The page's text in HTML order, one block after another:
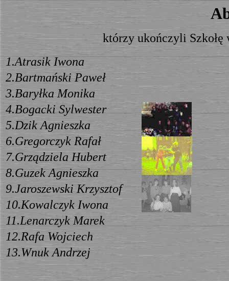
którzy ukończyli
1.Atrasik Iwona
2.Bartmański Paweł
3.Baryłka Monika
4.Bogacki Sylwester
5.Dzik Agnieszka
6.Gregorczyk Rafał
7.Grządziela Hubert
8.Guzek Agnieszka
9.Jaroszewski Krzysztof
10.Kowalczyk Iwona
11.Lenarczyk Marek
12.Rafa Wojciech
13.Wnuk Andrzej